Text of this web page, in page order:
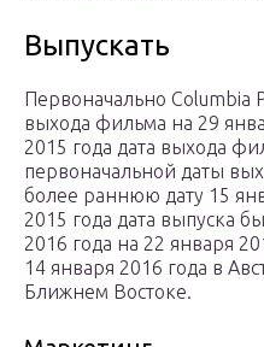
Выпускать
Первоначально Columbia
выхода фильма на 29
2015 года дата выхода
первоначальной даты
более раннюю дату 15
2015 года дата выпуска
2016 года на 22 января
14 января 2016 года в
Ближнем Востоке.